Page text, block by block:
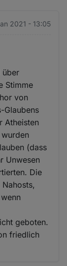
2021 - 13:05
über
Stimme
von
Glaubens
Atheisten
(dass
Unwesen
Die
geboten.
friedlich